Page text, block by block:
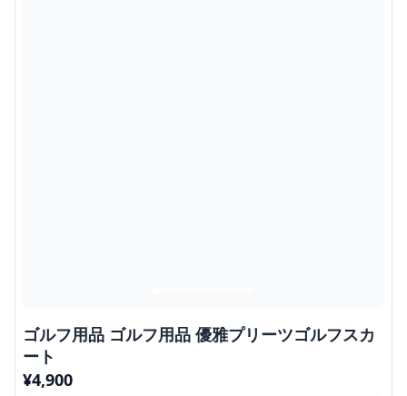
ゴルフ用品 ゴルフ用品 優雅プリーツゴルフスカ
ート
¥4,900